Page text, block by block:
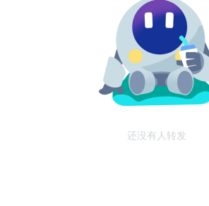
还没有人转发